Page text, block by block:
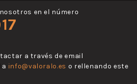
en el número
a través de email
info@valoralo.es o rellenando este